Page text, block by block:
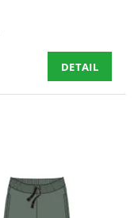
DETAIL